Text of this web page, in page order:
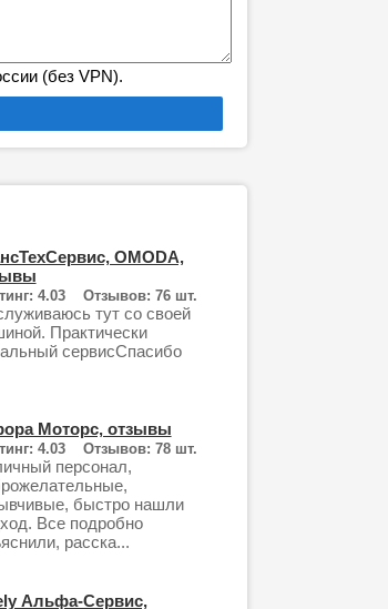
(без VPN).
OMODA,
4.03 Отзывов: 76 шт.
тут со своей
Практически
сервисСпасибо
Моторс, отзывы
4.03 Отзывов: 78 шт.
персонал,
быстро нашли
Все подробно
расска...
Альфа-Сервис,